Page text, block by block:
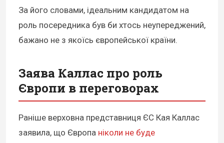
За його словами, ідеальним кандидатом на
роль посередника був би хтось неупереджений,
бажано не з якоїсь європейської країни.
Заява Каллас про роль
Європи в переговорах
Раніше верховна представниця ЄС Кая Каллас
заявила, що Європа ніколи не буде